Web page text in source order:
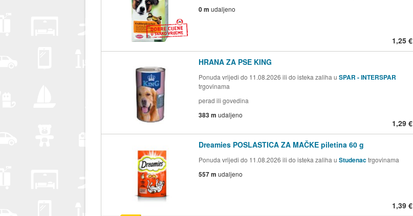
0 m udaljeno
1,25 €
HRANA ZA PSE KING
Ponuda vrijedi do 11.08.2026 ili do isteka zaliha u SPAR - INTERSPAR
trgovinama
perad ili govedina
383 m udaljeno
1,29 €
Dreamies POSLASTICA ZA MAČKE piletina 60 g
Ponuda vrijedi do 11.08.2026 ili do isteka zaliha u Studenactrgovinama
557 m udaljeno
1,39 €